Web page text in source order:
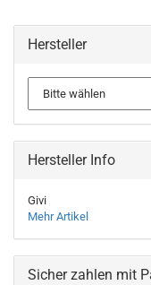
Hersteller
Hersteller Info
Givi
Mehr Artikel
Sicher zahlen mit